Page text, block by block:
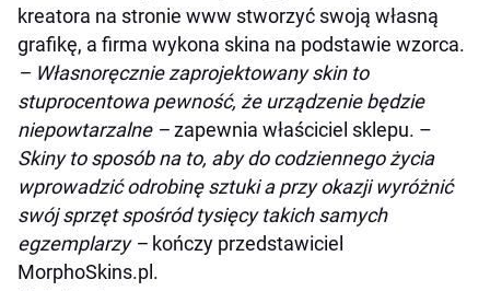
kreatora na stronie www stworzyć swoją własną
grafikę, a firma wykona skina na podstawie wzorca.
– Własnoręcznie zaprojektowany skin to
stuprocentowa pewność, że urządzenie będzie
niepowtarzalne –zapewnia właściciel sklepu. –
Skiny to sposób na to, aby do codziennego życia
wprowadzić odrobinę sztuki a przy okazji wyróżnić
swój sprzęt spośród tysięcy takich samych
egzemplarzy – kończy przedstawiciel
MorphoSkins.pl.